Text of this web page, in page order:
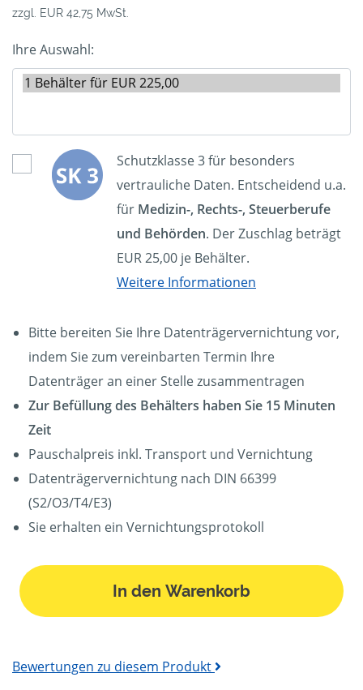
zzgl. EUR 42,75 MwSt.
Ihre Auswahl:
Schutzklasse 3 für besonders
vertrauliche Daten. Entscheidend u.a.
für Medizin-, Rechts-, Steuerberufe
und Behörden. Der Zuschlag beträgt
EUR 25,00 je Behälter.
Weitere Informationen
Bitte bereiten Sie Ihre Datenträgervernichtung vor,
indem Sie zum vereinbarten Termin Ihre
Datenträger an einer Stelle zusammentragen
Zur Befüllung des Behälters haben Sie 15 Minuten
Zeit
Pauschalpreis inkl. Transport und Vernichtung
Datenträgervernichtung nach DIN 66399
(S2/O3/T4/E3)
Sie erhalten ein Vernichtungsprotokoll
In den Warenkorb
Bewertungen zu diesem Produkt